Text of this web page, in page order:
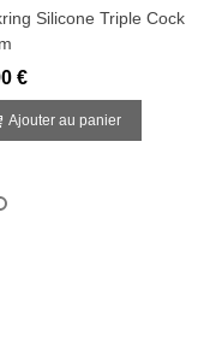
Silicone Triple Cock
€
Ajouter au panier